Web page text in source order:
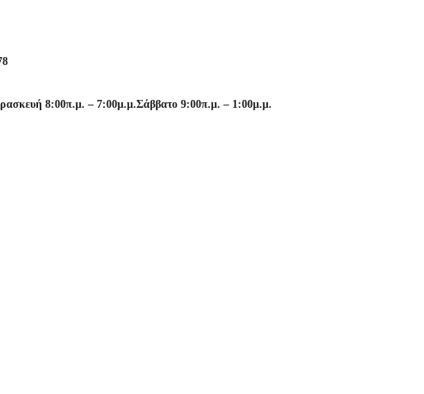
8:00π.μ. – 7:00μ.μ.Σάββατο 9:00π.μ. – 1:00μ.μ.